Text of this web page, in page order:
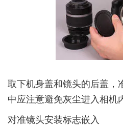
取下机身盖和镜头的后盖，
中应注意避免灰尘进入相机
对准镜头安装标志嵌入